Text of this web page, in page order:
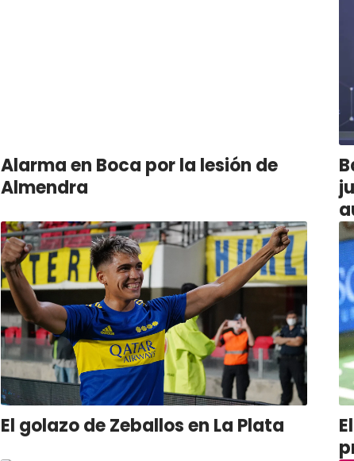
Alarma en Boca por la lesión de
Almendra
El golazo de Zeballos en La Plata